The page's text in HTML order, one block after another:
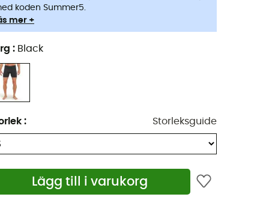
koden Summer5.
mer +
: Black
: Storleksguide
Lägg till i varukorg